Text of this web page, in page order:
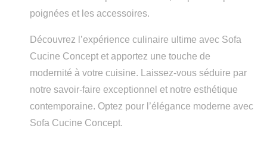
poignées et les accessoires.
Découvrez l’expérience culinaire ultime avec Sofa
Cucine Concept et apportez une touche de
modernité à votre cuisine. Laissez-vous séduire par
notre savoir-faire exceptionnel et notre esthétique
contemporaine. Optez pour l’élégance moderne avec
Sofa Cucine Concept.